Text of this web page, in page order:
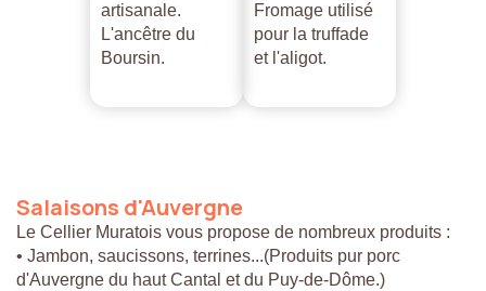
artisanale.
L'ancêtre du
Boursin.
Fromage utilisé
pour la truffade
et l'aligot.
Salaisons d'Auvergne
Le Cellier Muratois vous propose de nombreux produits :
• Jambon, saucissons, terrines...(Produits pur porc
d'Auvergne du haut Cantal et du Puy-de-Dôme.)